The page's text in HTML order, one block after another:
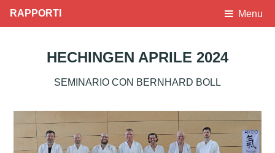
RAPPORTI Menu
HECHINGEN APRILE 2024
SEMINARIO CON BERNHARD BOLL